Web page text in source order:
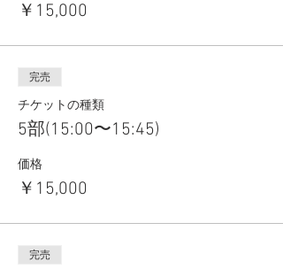
￥15,000
完売
チケットの種類
5部(15:00〜15:45)
価格
￥15,000
完売